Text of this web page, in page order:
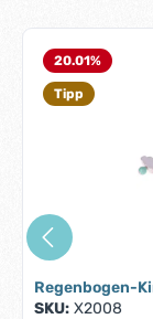
20.01%
Tipp
Regenbogen-
SKU: X2008